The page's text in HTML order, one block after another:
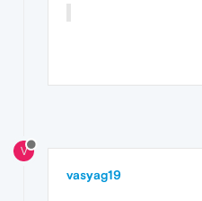
V
vasyag19